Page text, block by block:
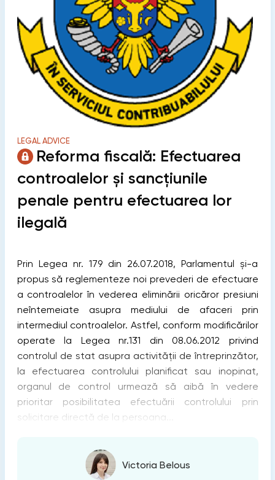
LEGAL ADVICE
Reforma fiscală: Efectuarea
controalelor și sancțiunile
penale pentru efectuarea lor
ilegală
Prin Legea nr. 179 din 26.07.2018, Parlamentul și-a
propus să reglementeze noi prevederi de efectuare
a controalelor în vederea eliminării oricăror presiuni
neîntemeiate asupra mediului de afaceri prin
intermediul controalelor. Astfel, conform modificărilor
operate la Legea nr.131 din 08.06.2012 privind
controlul de stat asupra activității de întreprinzător,
la efectuarea controlului planificat sau inopinat,
organul de control urmează să aibă în vedere
prioritar posibilitatea efectuării controlului prin
solicitare directă de la persoana...
Victoria Belous